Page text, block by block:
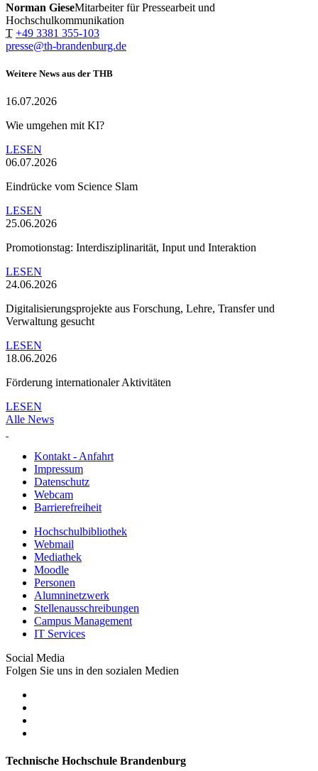
Norman GieseMitarbeiter für Pressearbeit und
Hochschulkommunikation
T +49 3381 355-103
presse@th-brandenburg.de
Weitere News aus der THB
16.07.2026
Wie umgehen mit KI?
LESEN
06.07.2026
Eindrücke vom Science Slam
LESEN
25.06.2026
Promotionstag: Interdisziplinarität, Input und Interaktion
LESEN
24.06.2026
Digitalisierungsprojekte aus Forschung, Lehre, Transfer und
Verwaltung gesucht
LESEN
18.06.2026
Förderung internationaler Aktivitäten
LESEN
Alle News
Kontakt - Anfahrt
Impressum
Datenschutz
Webcam
Barrierefreiheit
Hochschulbibliothek
Webmail
Mediathek
Moodle
Personen
Alumninetzwerk
Stellenausschreibungen
Campus Management
IT Services
Social Media
Folgen Sie uns in den sozialen Medien
Technische Hochschule Brandenburg